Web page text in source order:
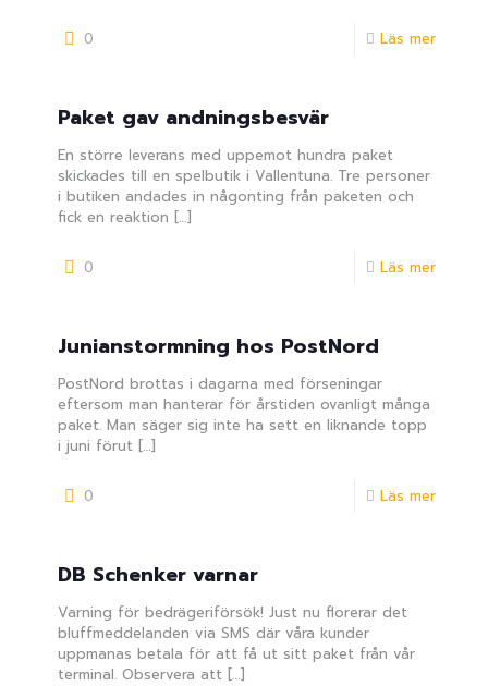
0 Läs mer
Paket gav andningsbesvär
En större leverans med uppemot hundra paket
skickades till en spelbutik i Vallentuna. Tre personer
i butiken andades in någonting från paketen och
fick en reaktion […]
0 Läs mer
Junianstormning hos PostNord
PostNord brottas i dagarna med förseningar
eftersom man hanterar för årstiden ovanligt många
paket. Man säger sig inte ha sett en liknande topp
i juni förut […]
0 Läs mer
DB Schenker varnar
Varning för bedrägeriförsök! Just nu florerar det
bluffmeddelanden via SMS där våra kunder
uppmanas betala för att få ut sitt paket från vår
terminal. Observera att […]